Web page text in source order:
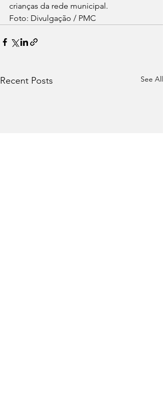
crianças da rede municipal.
Foto: Divulgação / PMC
Recent Posts See All